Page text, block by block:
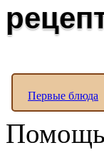
Первые блюда
Помощь